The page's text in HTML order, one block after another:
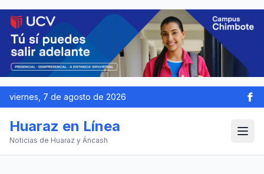
viernes, 7 de agosto de 2026
Huaraz en Línea
Noticias de Huaraz y Áncash